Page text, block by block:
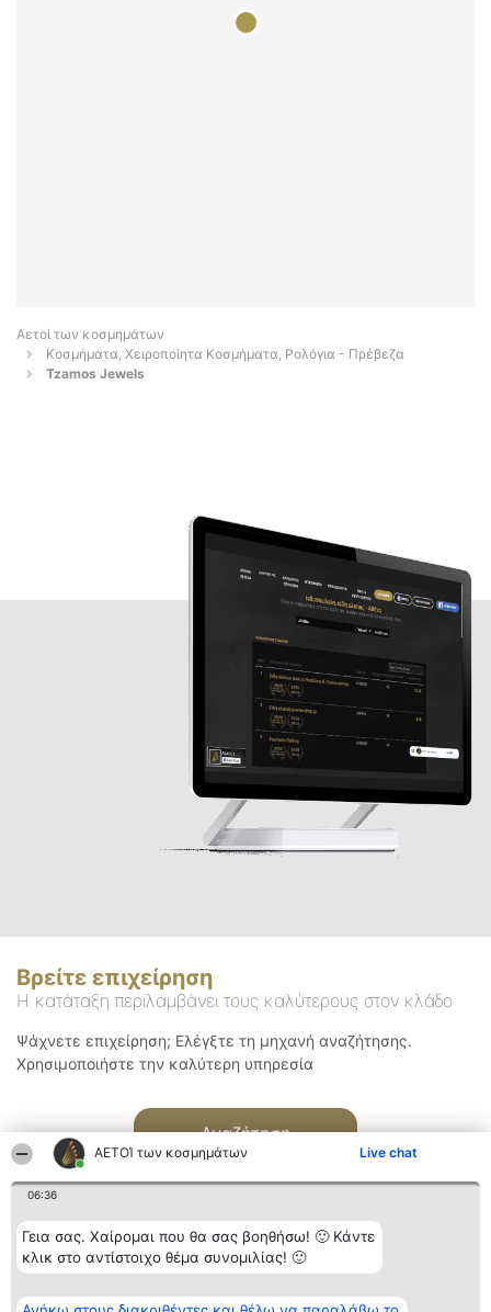
ΑΕΤΟΊ των κοσμημάτων Live chat
06:36
Γεια σας. Χαίρομαι που θα σας βοηθήσω! 🙂 Κάντε
κλικ στο αντίστοιχο θέμα συνομιλίας! 🙂
Αετοί των κοσμημάτων
Κοσμήματα, Χειροποίητα Κοσμήματα, Ρολόγια - Πρέβεζα
Tzamos Jewels
Βρείτε επιχείρηση
Η κατάταξη περιλαμβάνει τους καλύτερους στον κλάδο
Ψάχνετε επιχείρηση; Ελέγξτε τη μηχανή αναζήτησης.
Χρησιμοποιήστε την καλύτερη υπηρεσία
Αναζήτηση
Διοργανωτής της
Κατάταξη Επικοινωνία